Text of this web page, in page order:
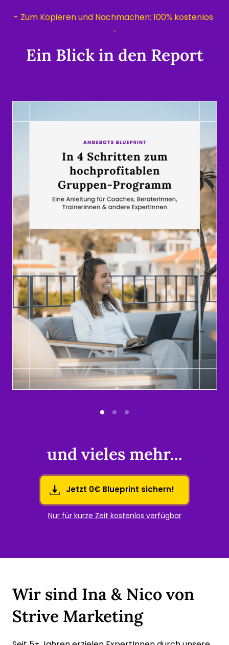
- Zum Kopieren und Nachmachen: 100% kostenlos
-
Ein Blick in den Report
und vieles mehr...
Jetzt 0€ Blueprint sichern!
Nur für kurze Zeit kostenlos verfügbar
Wir sind Ina & Nico von
Strive Marketing